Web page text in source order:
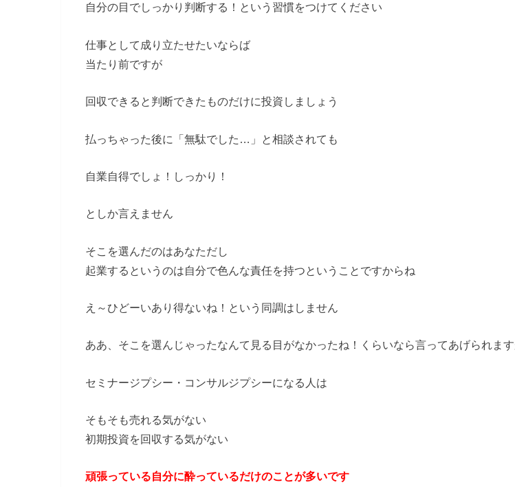
自分の目でしっかり判断する！という習慣をつけてください
仕事として成り立たせたいならば
当たり前ですが
回収できると判断できたものだけに投資しましょう
払っちゃった後に「無駄でした…」と相談されても
自業自得でしょ！しっかり！
としか言えません
そこを選んだのはあなただし
起業するというのは自分で色んな責任を持つということですからね
え～ひどーいあり得ないね！という同調はしません
ああ、そこを選んじゃったなんて見る目がなかったね！くらいなら言ってあげられま
セミナージプシー・コンサルジプシーになる人は
そもそも売れる気がない
初期投資を回収する気がない
頑張っている自分に酔っているだけのことが多いです